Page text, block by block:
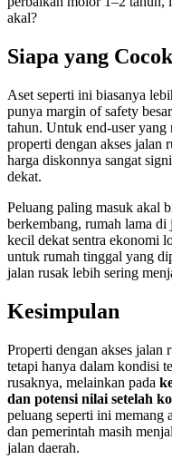
akal?
Siapa yang
Aset seperti ini biasanya
punya margin of safety
tahun. Untuk end-user yang
properti dengan akses jalan
harga diskonnya sangat
dekat.
Peluang paling masuk akal
berkembang, rumah lama
kecil dekat sentra ekonomi
untuk rumah tinggal yang
jalan rusak lebih sering
Kesimpulan
Properti dengan akses jalan
tetapi hanya dalam kondisi
rusaknya, melainkan pada
dan potensi nilai setelah
peluang seperti ini memang
dan pemerintah masih
jalan daerah.